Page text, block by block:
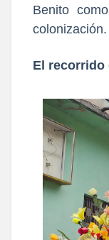
Benito
colonización.
El recorrido